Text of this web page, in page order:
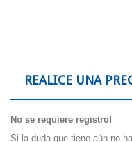
REALICE UNA
No se requiere registro!
Si la duda que tiene aún no